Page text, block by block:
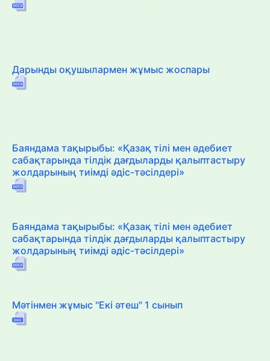
Дарынды оқушылармен жұмыс жоспары
Баяндама тақырыбы: «Қазақ тілі мен әдебиет
сабақтарында тілдік дағдыларды қалыптастыру
жолдарының тиімді әдіс-тәсілдері»
Баяндама тақырыбы: «Қазақ тілі мен әдебиет
сабақтарында тілдік дағдыларды қалыптастыру
жолдарының тиімді әдіс-тәсілдері»
Мәтінмен жұмыс "Екі әтеш" 1 сынып